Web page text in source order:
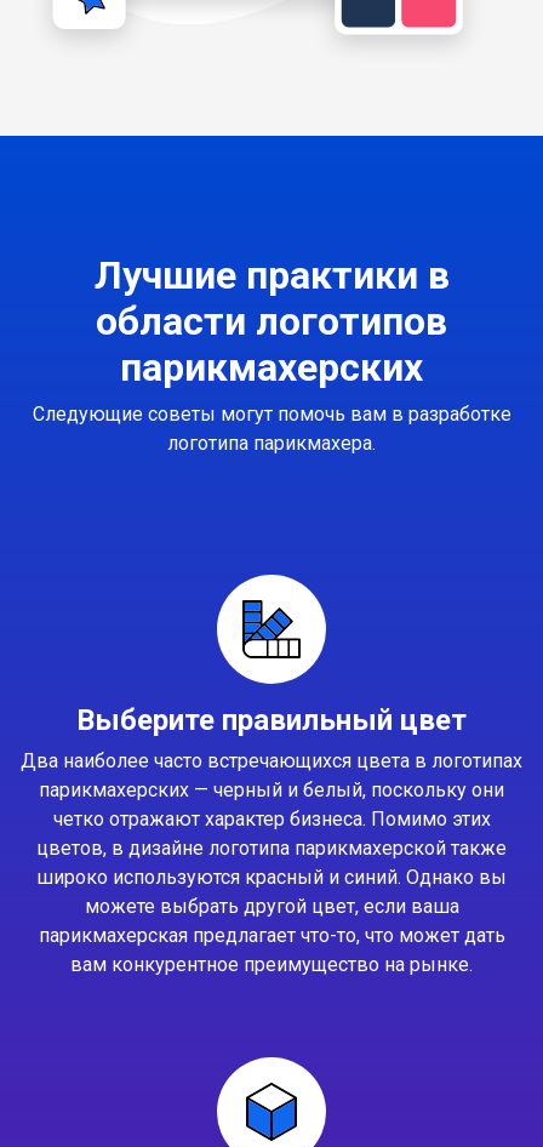
Лучшие практики в
области логотипов
парикмахерских
Следующие советы могут помочь вам в разработке
логотипа парикмахера.
Выберите правильный цвет
Два наиболее часто встречающихся цвета в логотипах
парикмахерских — черный и белый, поскольку они
четко отражают характер бизнеса. Помимо этих
цветов, в дизайне логотипа парикмахерской также
широко используются красный и синий. Однако вы
можете выбрать другой цвет, если ваша
парикмахерская предлагает что-то, что может дать
вам конкурентное преимущество на рынке.